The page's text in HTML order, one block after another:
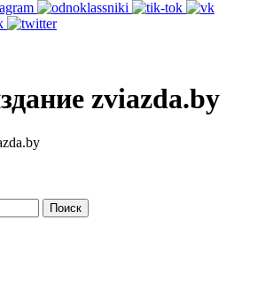
zviazda.by